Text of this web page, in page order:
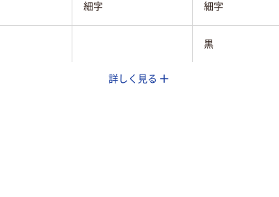
細字 細字
黒
キャップ詳しく見る